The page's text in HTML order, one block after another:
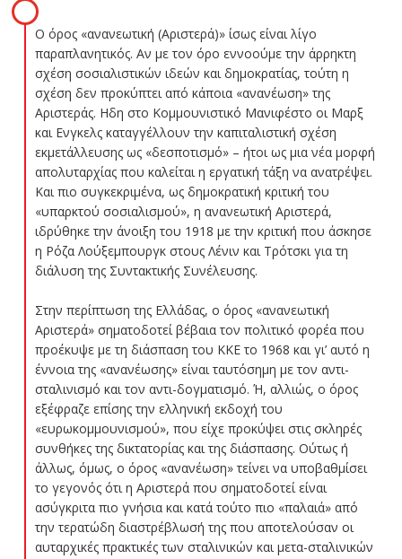
Ο όρος «ανανεωτική (Αριστερά)» ίσως είναι λίγο
παραπλανητικός. Αν με τον όρο εννοούμε την άρρηκτη
σχέση σοσιαλιστικών ιδεών και δημοκρατίας, τούτη η
σχέση δεν προκύπτει από κάποια «ανανέωση» της
Αριστεράς. Ηδη στο Κομμουνιστικό Μανιφέστο οι Μαρξ
και Ενγκελς καταγγέλλουν την καπιταλιστική σχέση
εκμετάλλευσης ως «δεσποτισμό» – ήτοι ως μια νέα μορφή
απολυταρχίας που καλείται η εργατική τάξη να ανατρέψει.
Και πιο συγκεκριμένα, ως δημοκρατική κριτική του
«υπαρκτού σοσιαλισμού», η ανανεωτική Αριστερά,
ιδρύθηκε την άνοιξη του 1918 με την κριτική που άσκησε
η Ρόζα Λούξεμπουργκ στους Λένιν και Τρότσκι για τη
διάλυση της Συντακτικής Συνέλευσης.
Στην περίπτωση της Ελλάδας, ο όρος «ανανεωτική
Αριστερά» σηματοδοτεί βέβαια τον πολιτικό φορέα που
προέκυψε με τη διάσπαση του ΚΚΕ το 1968 και γι’ αυτό η
έννοια της «ανανέωσης» είναι ταυτόσημη με τον αντι-
σταλινισμό και τον αντι-δογματισμό. Ή, αλλιώς, ο όρος
εξέφραζε επίσης την ελληνική εκδοχή του
«ευρωκομμουνισμού», που είχε προκύψει στις σκληρές
συνθήκες της δικτατορίας και της διάσπασης. Ούτως ή
άλλως, όμως, ο όρος «ανανέωση» τείνει να υποβαθμίσει
το γεγονός ότι η Αριστερά που σηματοδοτεί είναι
ασύγκριτα πιο γνήσια και κατά τούτο πιο «παλαιά» από
την τερατώδη διαστρέβλωσή της που αποτελούσαν οι
αυταρχικές πρακτικές των σταλινικών και μετα-σταλινικών